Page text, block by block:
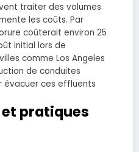
traiter des volumes
les coûts. Par
coûterait environ 25
initial lors de
comme Los Angeles
de conduites
évacuer ces effluents
pratiques